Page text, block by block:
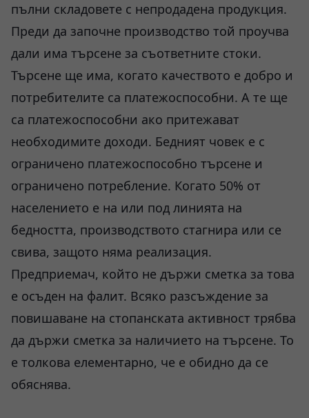
пълни складовете с непродадена продукция.
Преди да започне производство той проучва
дали има търсене за съответните стоки.
Търсене ще има, когато качеството е добро и
потребителите са платежоспособни. А те ще
са платежоспособни ако притежават
необходимите доходи. Бедният човек е с
ограничено платежоспособно търсене и
ограничено потребление. Когато 50% от
населението е на или под линията на
бедността, производството стагнира или се
свива, защото няма реализация.
Предприемач, който не държи сметка за това
е осъден на фалит. Всяко разсъждение за
повишаване на стопанската активност трябва
да държи сметка за наличието на търсене. То
е толкова елементарно, че е обидно да се
обяснява.